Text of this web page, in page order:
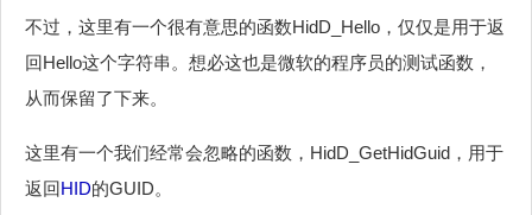
不过，这里有一个很有意思的函数HidD_Hello，仅仅是用于返
回Hello这个字符串。想必这也是微软的程序员的测试函数，
从而保留了下来。
这里有一个我们经常会忽略的函数，HidD_GetHidGuid，用于
返回HID的GUID。